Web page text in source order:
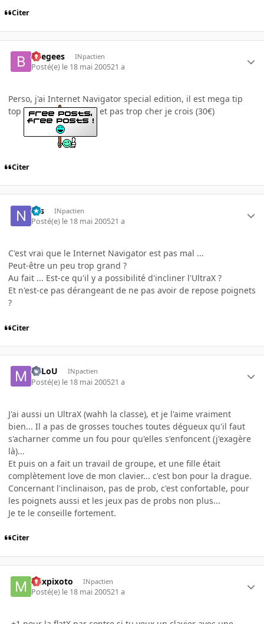
Citer
beegees INpactien
Posté(e) le 18 mai 200521 a
Perso, j'ai Internet Navigator special edition, il est mega tip
top
et pas trop cher je crois (30€)
Citer
Nis INpactien
Posté(e) le 18 mai 200521 a
C'est vrai que le Internet Navigator est pas mal ...
Peut-être un peu trop grand ?
Au fait ... Est-ce qu'il y a possibilité d'incliner l'UltraX ?
Et n'est-ce pas dérangeant de ne pas avoir de repose poignets
?
Citer
MiLoU INpactien
Posté(e) le 18 mai 200521 a
J'ai aussi un UltraX (wahh la classe), et je l'aime vraiment
bien... Il a pas de grosses touches toutes dégueux qu'il faut
s'acharner comme un fou pour qu'elles s'enfoncent (j'exagère
là)...
Et puis on a fait un travail de groupe, et une fille était
complètement love de mon clavier... c'est bon pour la drague.
Concernant l'inclinaison, pas de prob, c'est confortable, pour
les poignets aussi et les jeux pas de probs non plus...
Je te le conseille fortement.
Citer
mixpixoto INpactien
Posté(e) le 18 mai 200521 a